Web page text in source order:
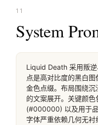
11
System
Liquid Death 采用叛
点是高对比度的黑白
金色点缀。布局围绕
的文案展开。关键颜
(#000000) 以及用于
字体严重依赖几何无